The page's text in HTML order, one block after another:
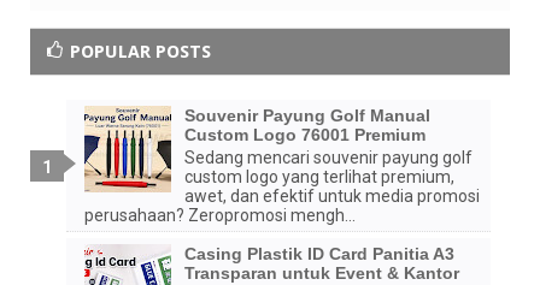
POPULAR POSTS
Souvenir Payung Golf Manual
Custom Logo 76001 Premium
Sedang mencari souvenir payung golf
custom logo yang terlihat premium,
awet, dan efektif untuk media promosi
perusahaan? Zeropromosi mengh...
Casing Plastik ID Card Panitia A3
Transparan untuk Event & Kantor